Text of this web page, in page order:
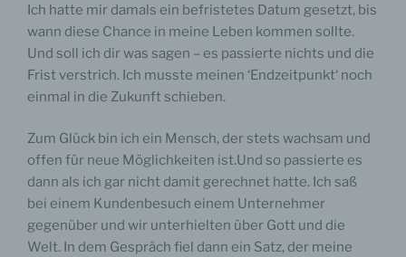
Ich hatte mir damals ein befristetes Datum gesetzt, bis
wann diese Chance in meine Leben kommen sollte.
Und soll ich dir was sagen – es passierte nichts und die
Frist verstrich. Ich musste meinen ‘Endzeitpunkt‘ noch
einmal in die Zukunft schieben.
Zum Glück bin ich ein Mensch, der stets wachsam und
offen für neue Möglichkeiten ist.Und so passierte es
dann als ich gar nicht damit gerechnet hatte. Ich saß
bei einem Kundenbesuch einem Unternehmer
gegenüber und wir unterhielten über Gott und die
Welt. In dem Gespräch fiel dann ein Satz, der meine